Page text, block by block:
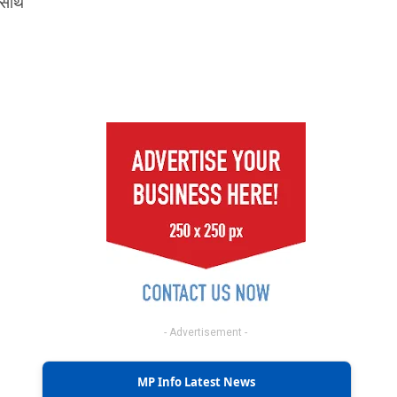
- Advertisement -
MP Info Latest News